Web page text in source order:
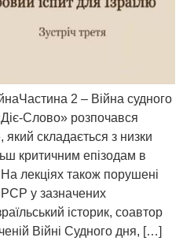
2 – Війна судного
Слово» розпочався
який складається з низки
критичним епізодам в
На лекціях також порушені
у зазначених
історик, соавтор
Війні Судного дня, […]